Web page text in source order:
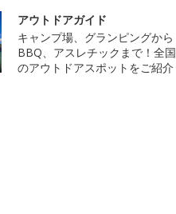
アウトドアガイド
キャンプ場、グランピングから
BBQ、アスレチックまで！全国
のアウトドアスポットをご紹介